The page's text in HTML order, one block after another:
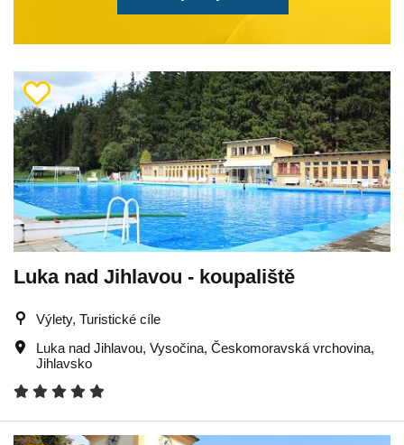
Luka nad Jihlavou - koupaliště
Výlety, Turistické cíle
Luka nad Jihlavou, Vysočina, Českomoravská vrchovina,
Jihlavsko